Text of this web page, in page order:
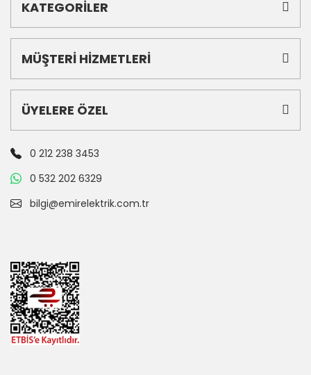
KATEGORİLER
MÜŞTERİ HİZMETLERİ
ÜYELERE ÖZEL
0 212 238 3453
0 532 202 6329
bilgi@emirelektrik.com.tr